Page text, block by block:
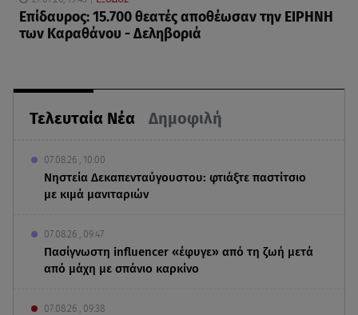
Τελευταία Νέα Δημοφιλή
07.08.26 , 10:00
Νηστεία Δεκαπενταύγουστου: φτιάξτε παστίτσιο
με κιμά μανιταριών
07.08.26 , 09:47
Πασίγνωστη influencer «έφυγε» από τη ζωή μετά
από μάχη με σπάνιο καρκίνο
07.08.26 , 09:38
Επίδαυρος: 15.700 θεατές αποθέωσαν την ΕΙΡΗΝΗ
των Καραθάνου - Δεληβοριά